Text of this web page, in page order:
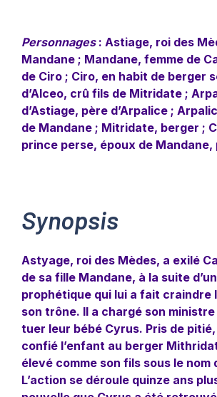
Personnages: Astiage, roi des
Mandane ; Mandane, femme de
de Ciro ; Ciro, en habit de berger
d’Alceo, crû fils de Mitridate ;
d’Astiage, père d’Arpalice ;
de Mandane ; Mitridate, berger ;
prince perse, époux de Mandane,
Synopsis
Astyage, roi des Mèdes, a exilé
de sa fille Mandane, à la suite
prophétique qui lui a fait craindre
son trône. Il a chargé son
tuer leur bébé Cyrus. Pris de
confié l’enfant au berger
élevé comme son fils sous le nom
L’action se déroule quinze ans